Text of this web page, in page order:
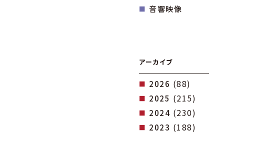
音響映像
アーカイブ
2026 (88)
2025 (215)
2024 (230)
2023 (188)